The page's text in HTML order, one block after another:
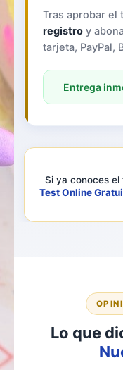
Tras aprobar el
registro y
tarjeta, PayPal,
Entrega
Si ya conoces
Test Online
Lo que